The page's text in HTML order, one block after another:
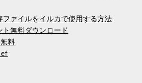
ファイルをイルカで使用する方法
ト無料ダウンロード
料
ef